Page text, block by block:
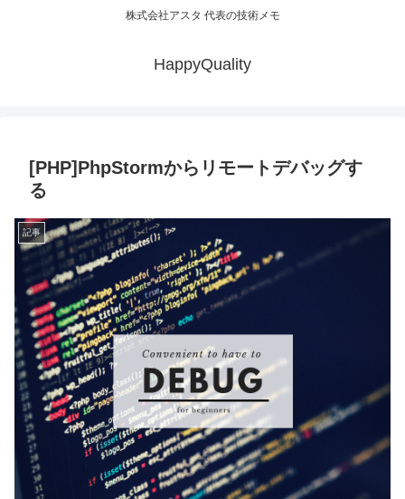
株式会社アスタ 代表の技術メモ
HappyQuality
[PHP]PhpStormからリモートデバッグす
る
記事